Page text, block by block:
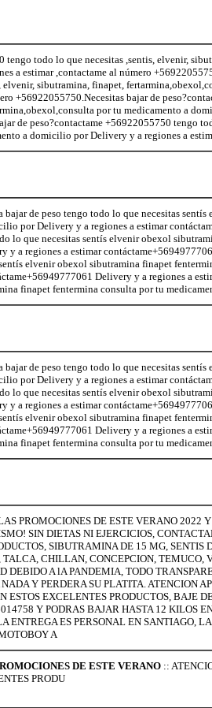
tengo todo lo que necesitas ,sentis, elvenir,
a estimar ,contactame al número
sibutramina, finapet,
+56922055750.Necesitas bajar de
por tu medicamento a
de peso?contactame +56922055750 tengo
a domicilio por Delivery y a regiones a
bajar de peso tengo todo lo que necesitas
por Delivery y a regiones a estimar
lo que necesitas sentís elvenir obexol
a regiones a estimar
elvenir obexol sibutramina finapet
Delivery y a regiones a
finapet fentermina consulta por tu
bajar de peso tengo todo lo que necesitas
por Delivery y a regiones a estimar
lo que necesitas sentís elvenir obexol
a regiones a estimar
elvenir obexol sibutramina finapet
Delivery y a regiones a
finapet fentermina consulta por tu
PROMOCIONES DE ESTE VERANO 2022
SIN DIETAS NI EJERCICIOS,
SIBUTRAMINA DE 15 MG,
CHILLAN, CONCEPCION,
DEBIDO A lA PANDEMIA, TODO
Y PERDERA SU PLATITA. ATENCION
ESTOS EXCELENTES PRODUCTOS, BAJE
Y PODRAS BAJAR HASTA 12 KILOS
ENTREGA ES PERSONAL EN SANTIAGO,
A
DE ESTE VERANO ::
PRODU